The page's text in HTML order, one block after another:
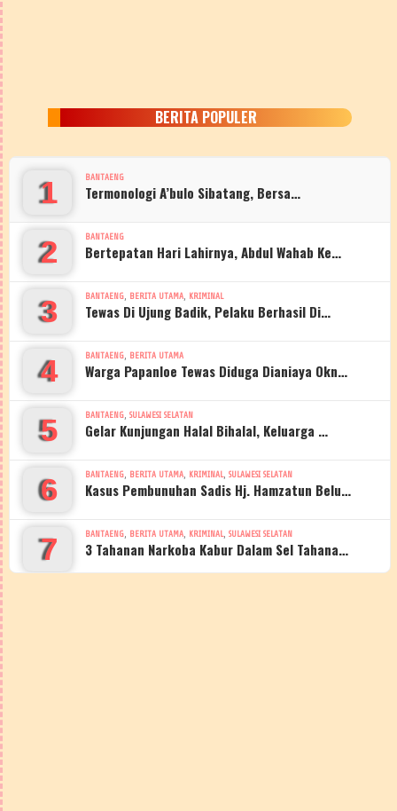
BERITA POPULER
1 BANTAENG
Termonologi A’bulo Sibatang, Bersa…
2 BANTAENG
Bertepatan Hari Lahirnya, Abdul Wahab Ke…
3 BANTAENG, BERITA UTAMA, KRIMINAL
Tewas Di Ujung Badik, Pelaku Berhasil Di…
4 BANTAENG, BERITA UTAMA
Warga Papanloe Tewas Diduga Dianiaya Okn…
5 BANTAENG, SULAWESI SELATAN
Gelar Kunjungan Halal Bihalal, Keluarga …
6 BANTAENG, BERITA UTAMA, KRIMINAL, SULAWESI SELATAN
Kasus Pembunuhan Sadis Hj. Hamzatun Belu…
7 BANTAENG, BERITA UTAMA, KRIMINAL, SULAWESI SELATAN
3 Tahanan Narkoba Kabur Dalam Sel Tahana…